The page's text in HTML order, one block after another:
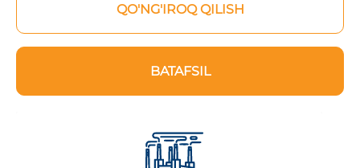
QO'NG'IROQ QILISH
BATAFSIL